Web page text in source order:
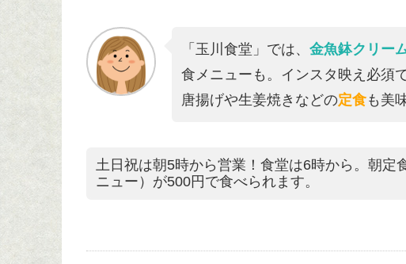
「玉川食堂」では、 金魚鉢クリー
食メニューも。インスタ映え必須で
唐揚げや生姜焼きなどの定食も美
土日祝は朝5時から営業！食堂は6時から。朝定
ニュー）が500円で食べられます。